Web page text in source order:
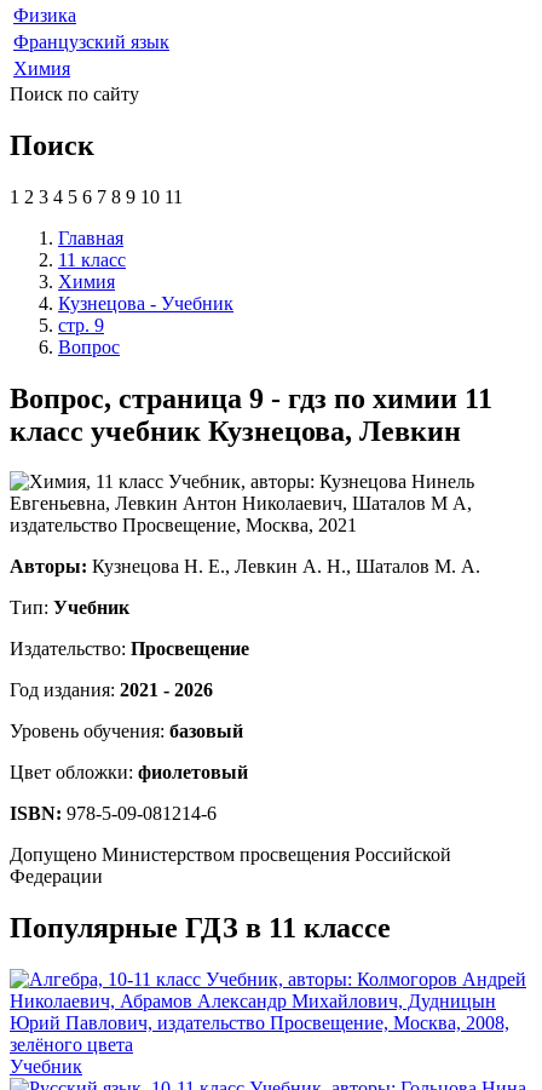
Физика
Французский язык
Химия
Поиск по сайту
Поиск
1 2 3 4 5 6 7 8 9 10 11
Главная
11 класс
Химия
Кузнецова - Учебник
стр. 9
Вопрос
Вопрос, страница 9 - гдз по химии 11
класс учебник Кузнецова, Левкин
Авторы: Кузнецова Н. Е., Левкин А. Н., Шаталов М. А.
Тип: Учебник
Издательство: Просвещение
Год издания: 2021 - 2026
Уровень обучения: базовый
Цвет обложки: фиолетовый
ISBN: 978-5-09-081214-6
Допущено Министерством просвещения Российской
Федерации
Популярные ГДЗ в 11 классе
Учебник